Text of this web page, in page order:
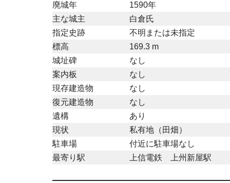
廃城年
1590年
主な城主
白倉氏
指定史跡
不明または未指定
標高
169.3 m
城址碑
なし
案内板
なし
現存建造物
なし
復元建造物
なし
遺構
あり
現状
私有地（田畑）
駐車場
付近に駐車場なし
最寄り駅
上信電鉄 上州新屋駅